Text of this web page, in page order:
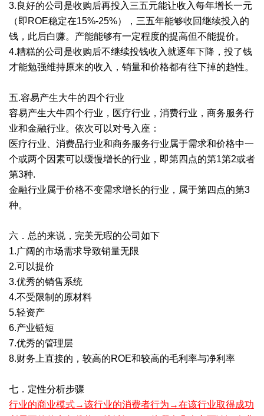
3.良好的公司是收购后再投入三五元能让收入每年增长一元
（即ROE稳定在15%-25%），三五年能够收回继续投入的
钱，此后白赚。产能能够有一定程度的提高但不能提价。
4.糟糕的公司是收购后不继续投钱收入就逐年下降，投了钱
才能勉强维持原来的收入，销量和价格都有往下掉的趋性。
五.容易产生大牛的四个行业
容易产生大牛四个行业，医疗行业，消费行业，商务服务行
业和金融行业。依次可以对号入座：
医疗行业、消费品行业和商务服务行业属于需求和价格中一
个或两个因素可以缓慢增长的行业，即第四点的第1第2或者
第3种.
金融行业属于价格不变需求增长的行业，属于第四点的第3
种。
六．总的来说，完美无瑕的公司如下
1.广阔的市场需求导致销量无限
2.可以提价
3.优秀的销售系统
4.不受限制的原材料
5.轻资产
6.产业链短
7.优秀的管理层
8.财务上直接的，较高的ROE和较高的毛利率与净利率
七．定性分析步骤
行业的商业模式→该行业的消费者行为→在该行业取得成功